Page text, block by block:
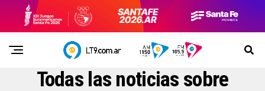
Todas las noticias sobre